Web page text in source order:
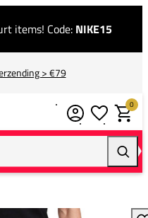
items! Code: NIKE15
> €79
0